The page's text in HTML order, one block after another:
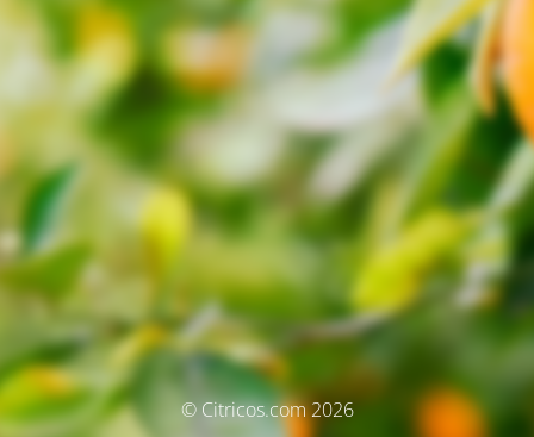
© Citricos.com 2026